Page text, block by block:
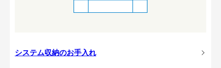
システム収納のお手入れ